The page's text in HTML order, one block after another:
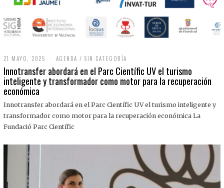
21 MAYO, 2025
M
A
Y
,
0
2
AGENDA / SIN CATEGORÍA
Innotransfer abordará en el Parc Científic UV el turismo
inteligente y transformador como motor para la recuperación
económica
Innotransfer abordará en el Parc Científic UV el turismo inteligente y
transformador como motor para la recuperación económica La
Fundació Parc Científic